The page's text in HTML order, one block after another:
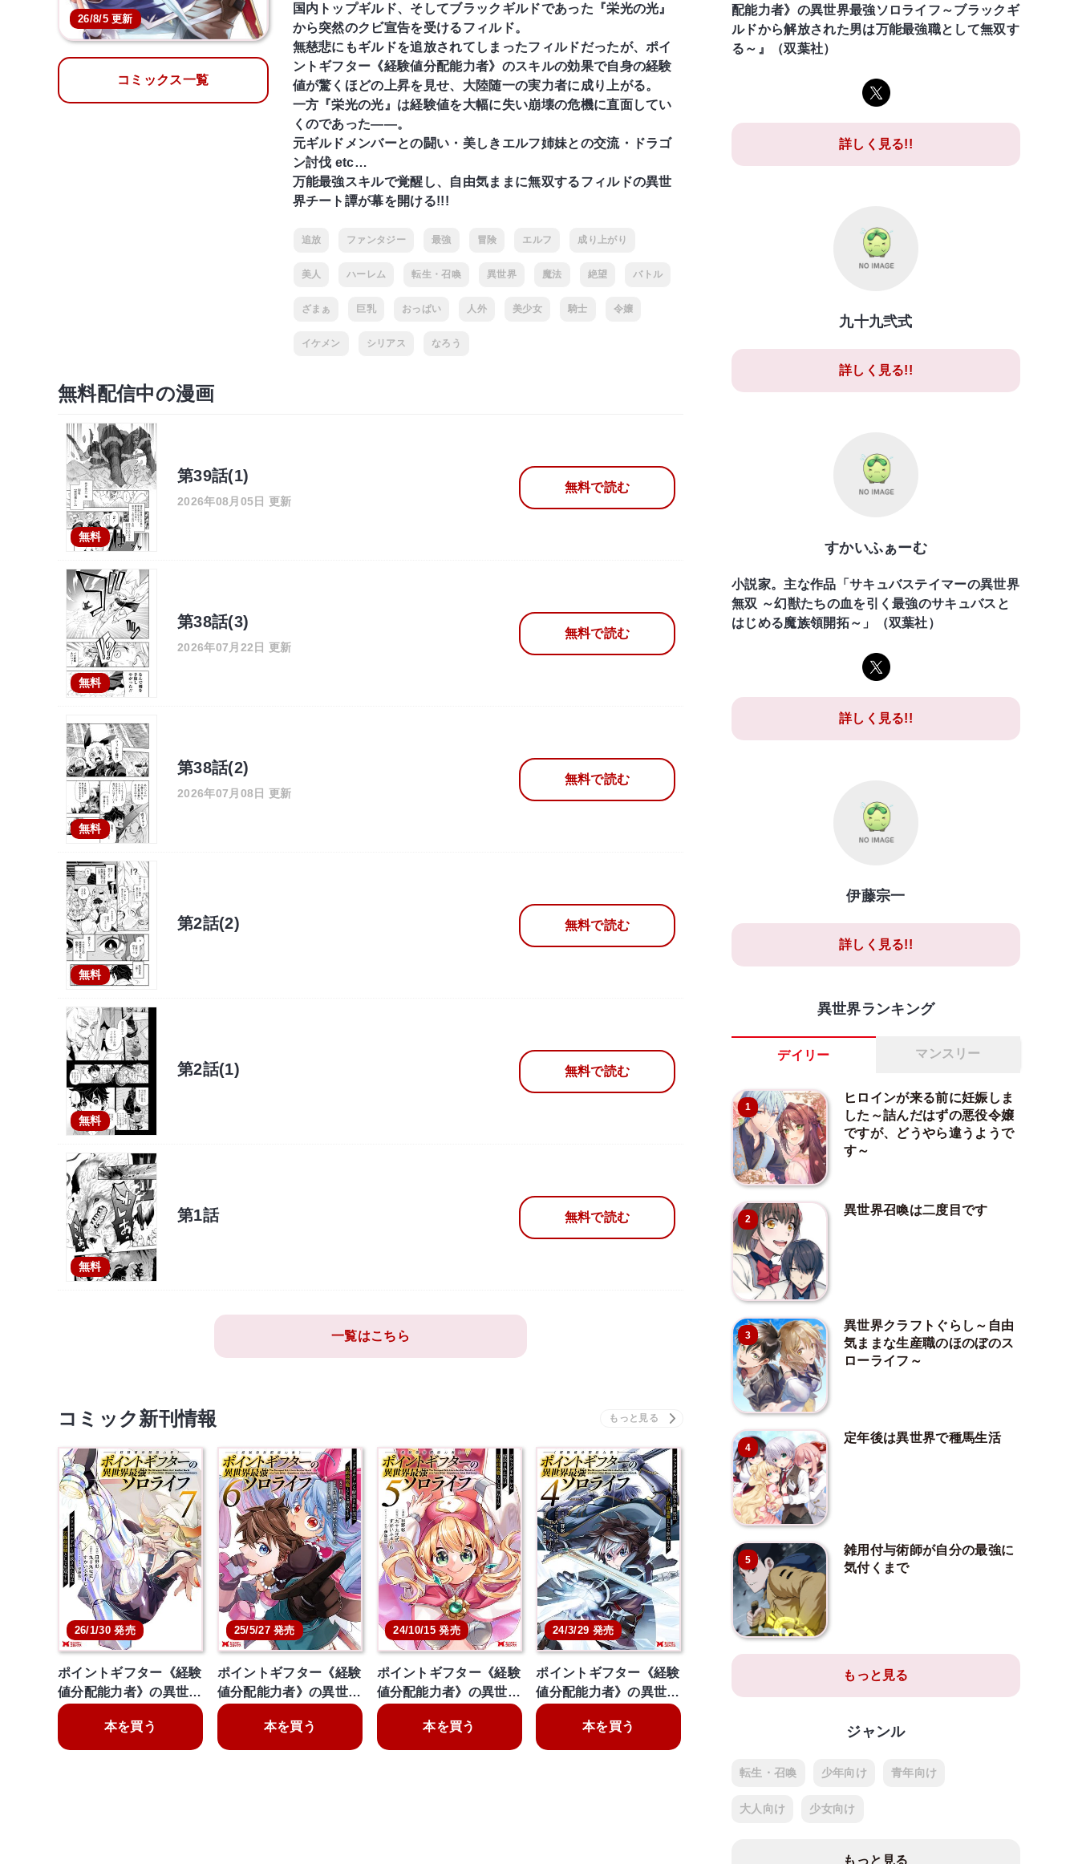
26/8/5 更新
コミックス一覧
国内トップギルド、そしてブラックギルドであった『栄光の光』
から突然のクビ宣告を受けるフィルド。
無慈悲にもギルドを追放されてしまったフィルドだったが、ポイ
ントギフター《経験値分配能力者》のスキルの効果で自身の経験
値が驚くほどの上昇を見せ、大陸随一の実力者に成り上がる。
一方『栄光の光』は経験値を大幅に失い崩壊の危機に直面してい
くのであった――。
元ギルドメンバーとの闘い・美しきエルフ姉妹との交流・ドラゴ
ン討伐 etc…
万能最強スキルで覚醒し、自由気ままに無双するフィルドの異世
界チート譚が幕を開ける!!!
追放 ファンタジー 最強 冒険 エルフ 成り上がり
美人 ハーレム 転生・召喚 異世界 魔法 絶望 バトル
ざまぁ 巨乳 おっぱい 人外 美少女 騎士 令嬢
イケメン シリアス なろう
無料配信中の漫画
無料
第39話(1)
2026年08月05日 更新
無料で読む
無料
第38話(3)
2026年07月22日 更新
無料で読む
無料
第38話(2)
2026年07月08日 更新
無料で読む
無料
第2話(2) 無料で読む
無料
第2話(1) 無料で読む
無料
第1話 無料で読む
一覧はこちら
コミック新刊情報
26/1/30 発売
ポイントギフター《経験
値分配能力者》の異世…
本を買う
25/5/27 発売
ポイントギフター《経験
値分配能力者》の異世…
本を買う
24/10/15 発売
ポイントギフター《経験
値分配能力者》の異世…
本を買う
24/3/29 発売
ポイントギフター《経験
値分配能力者》の異世…
本を買う
配能力者》の異世界最強ソロライフ～ブラックギ
ルドから解放された男は万能最強職として無双す
る～』（双葉社）
詳しく見る!!
九十九弐式
詳しく見る!!
すかいふぁーむ
小説家。主な作品「サキュバステイマーの異世界
無双 ～幻獣たちの血を引く最強のサキュバスと
はじめる魔族領開拓～」（双葉社）
詳しく見る!!
伊藤宗一
詳しく見る!!
異世界ランキング
デイリー マンスリー
1
ヒロインが来る前に妊娠しま
した～詰んだはずの悪役令嬢
ですが、どうやら違うようで
す～
2
異世界召喚は二度目です
3
異世界クラフトぐらし～自由
気ままな生産職のほのぼのス
ローライフ～
4
定年後は異世界で種馬生活
5
雑用付与術師が自分の最強に
気付くまで
もっと見る
ジャンル
転生・召喚 少年向け 青年向け
大人向け 少女向け
もっと見る